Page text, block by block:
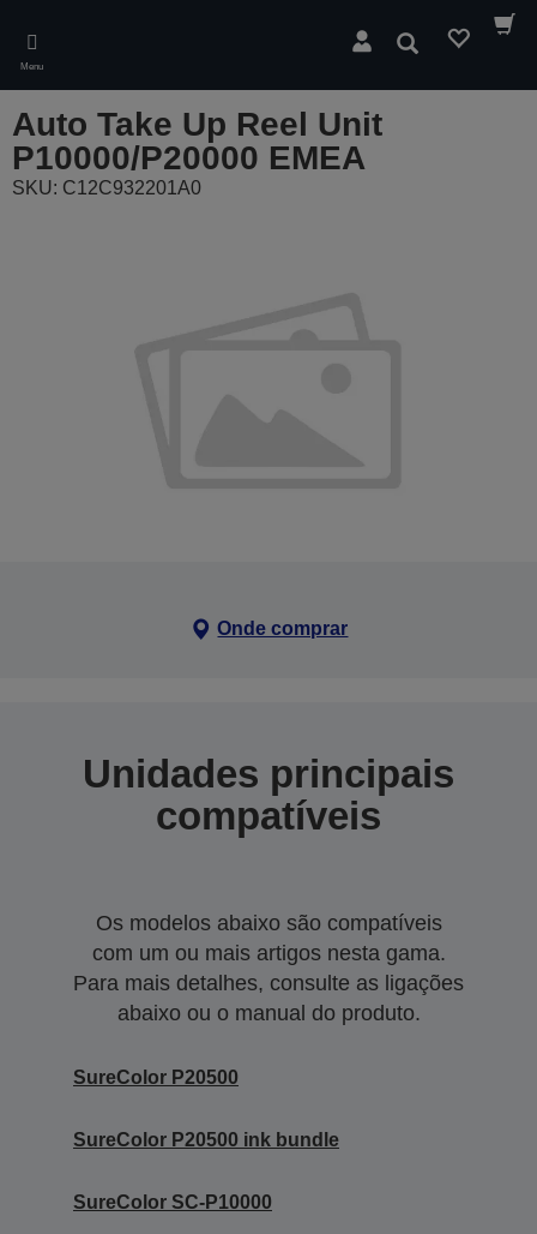
main
content
Menu
Pesquisar
Auto Take Up Reel Unit
P10000/P20000 EMEA
SKU: C12C932201A0
Onde comprar
Unidades principais
compatíveis
Os modelos abaixo são compatíveis
com um ou mais artigos nesta gama.
Para mais detalhes, consulte as ligações
abaixo ou o manual do produto.
SureColor P20500
SureColor P20500 ink bundle
SureColor SC-P10000